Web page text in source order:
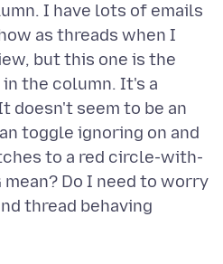
I have lots of emails
as threads when I
but this one is the
the column. It's a
doesn't seem to be an
toggle ignoring on and
to a red circle-with-
mean? Do I need to worry
thread behaving